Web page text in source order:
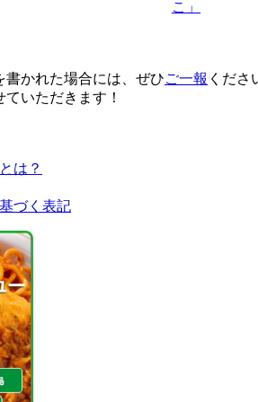
こ」
書かれた場合には、ぜひご一報 くださ
いただきます！
は？
づく表記